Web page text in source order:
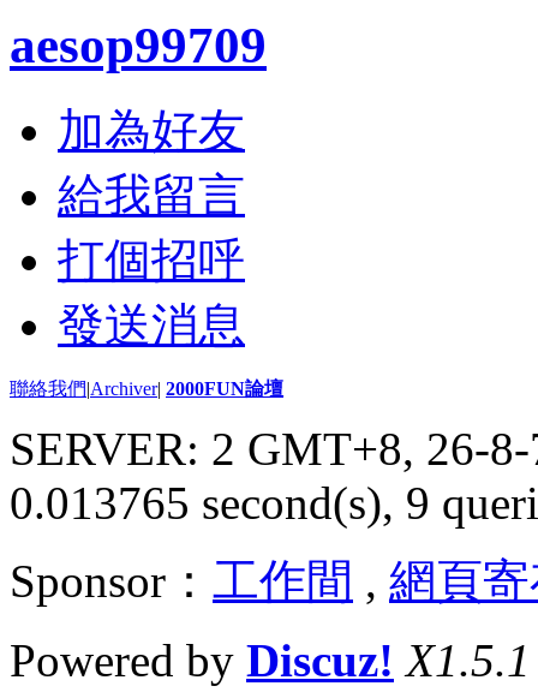
aesop99709
加為好友
給我留言
打個招呼
發送消息
聯絡我們|Archiver| 2000FUN論壇
SERVER: 2 GMT+8, 26-
0.013765 second(s), 9
Sponsor： 工作間 , 網頁
Powered by Discuz! X1.5.1